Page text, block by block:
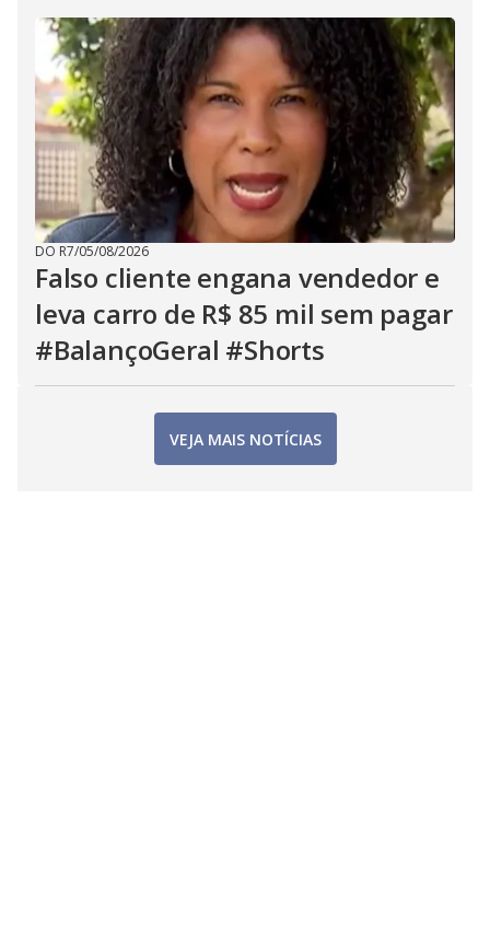
DO R7/05/08/2026
Falso cliente engana vendedor e
leva carro de R$ 85 mil sem pagar
#BalançoGeral #Shorts
VEJA MAIS NOTÍCIAS